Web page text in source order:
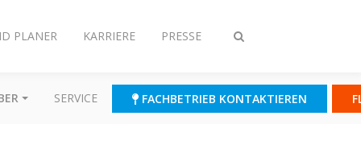
Suche
PLANER KARRIERE PRESSE
SERVICE FACHBETRIEB KONTAKTIEREN